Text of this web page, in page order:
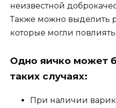
неизвестной
Также можно выделить
которые могли
Одно яичко может
таких случаях:
При наличии